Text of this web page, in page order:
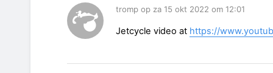
tromp op za 15 okt 2022 om 12:01
Jetcycle video at https://